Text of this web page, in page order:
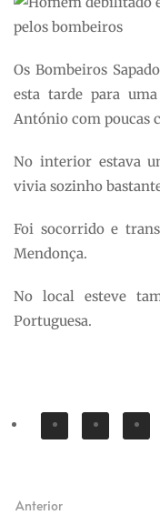
Os Bombeiros
esta tarde para
António com poucas
No interior estava
vivia sozinho
Foi socorrido e
Mendonça.
No local esteve
Portuguesa.
Anterior